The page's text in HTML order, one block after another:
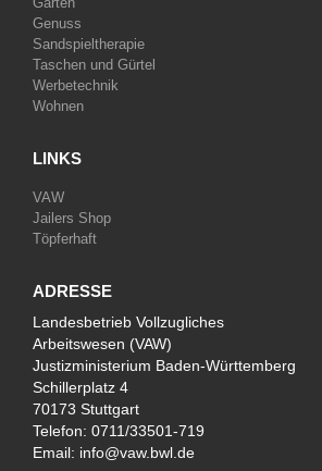
Genuss
Sandspieltherapie
Taschen und Gürtel
Werbetechnik
Wohnen
LINKS
VAW
Jailers Shop
Töpferhaft
ADRESSE
Landesbetrieb Vollzugliches
Arbeitswesen (VAW)
Justizministerium Baden-Württemberg
Schillerplatz 4
70173 Stuttgart
Telefon: 0711/33501-719
Email: info@vaw.bwl.de